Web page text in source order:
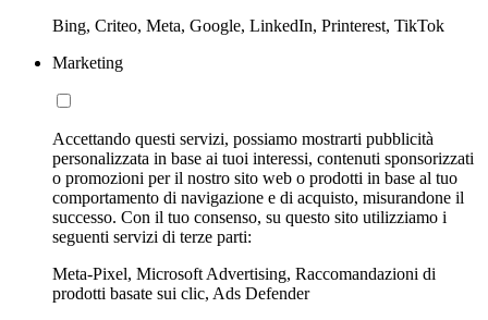
Bing, Criteo, Meta, Google, LinkedIn, Printerest, TikTok
Marketing
Accettando questi servizi, possiamo mostrarti pubblicità
personalizzata in base ai tuoi interessi, contenuti sponsorizzati
o promozioni per il nostro sito web o prodotti in base al tuo
comportamento di navigazione e di acquisto, misurandone il
successo. Con il tuo consenso, su questo sito utilizziamo i
seguenti servizi di terze parti:
Meta-Pixel, Microsoft Advertising, Raccomandazioni di
prodotti basate sui clic, Ads Defender